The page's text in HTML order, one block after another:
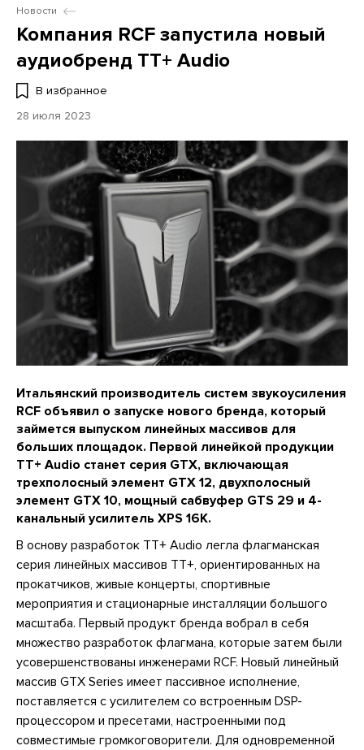
Новости
Компания RCF запустила новый
аудиобренд TT+ Audio
В избранное
28 июля 2023
Итальянский производитель систем звукоусиления
RCF объявил о запуске нового бренда, который
займется выпуском линейных массивов для
больших площадок. Первой линейкой продукции
TT+ Audio станет серия GTX, включающая
трехполосный элемент GTX 12, двухполосный
элемент GTX 10, мощный сабвуфер GTS 29 и 4-
канальный усилитель XPS 16K.
В основу разработок TT+ Audio легла флагманская
серия линейных массивов TT+, ориентированных на
прокатчиков, живые концерты, спортивные
мероприятия и стационарные инсталляции большого
масштаба. Первый продукт бренда вобрал в себя
множество разработок флагмана, которые затем были
усовершенствованы инженерами RCF. Новый линейный
массив GTX Series имеет пассивное исполнение,
поставляется с усилителем со встроенным DSP-
процессором и пресетами, настроенными под
совместимые громкоговорители. Для одновременной